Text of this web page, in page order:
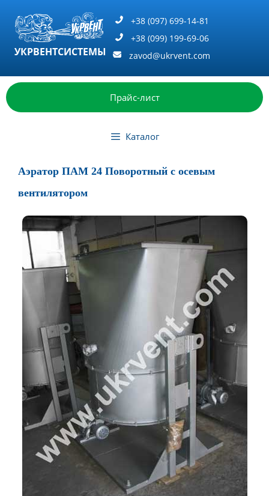
содержимому
УКРВЕНТСИСТЕМЫ
+38 (097) 699-14-81
+38 (099) 199-69-06
zavod@ukrvent.com
Прайс-лист
Каталог
Аэратор ПАМ 24 Поворотный с осевым
вентилятором